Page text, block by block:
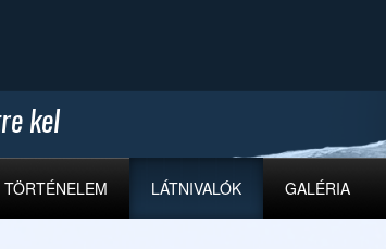
TÖRTÉNELEM LÁTNIVALÓK GALÉRIA